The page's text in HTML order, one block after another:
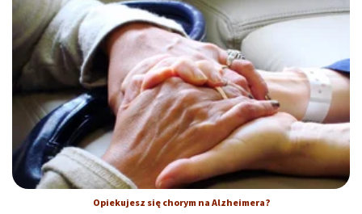
Opiekujesz się chorym na Alzheimera?